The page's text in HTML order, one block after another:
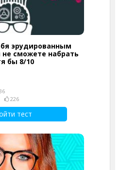
эрудированным
не сможете набрать
бы 8/10
226
тест